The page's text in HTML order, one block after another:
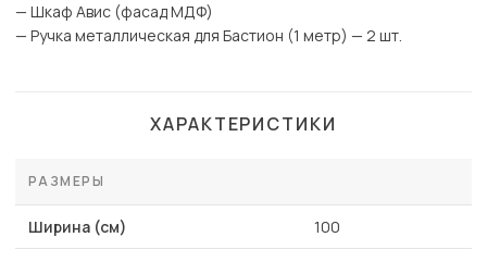
— Шкаф Авис (фасад МДФ)
— Ручка металлическая для Бастион (1 метр) — 2 шт.
ХАРАКТЕРИСТИКИ
РАЗМЕРЫ
Ширина (см) 100